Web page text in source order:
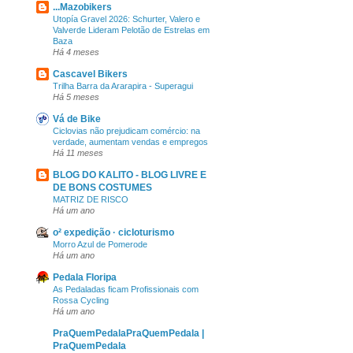
...Mazobikers
Utopía Gravel 2026: Schurter, Valero e
Valverde Lideram Pelotão de Estrelas em
Baza
Há 4 meses
Cascavel Bikers
Trilha Barra da Ararapira - Superagui
Há 5 meses
Vá de Bike
Ciclovias não prejudicam comércio: na
verdade, aumentam vendas e empregos
Há 11 meses
BLOG DO KALITO - BLOG LIVRE E
DE BONS COSTUMES
MATRIZ DE RISCO
Há um ano
o² expedição · cicloturismo
Morro Azul de Pomerode
Há um ano
Pedala Floripa
As Pedaladas ficam Profissionais com
Rossa Cycling
Há um ano
PraQuemPedalaPraQuemPedala |
PraQuemPedala